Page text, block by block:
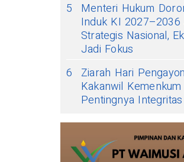
5
Menteri Hukum
Induk KI
Strategis Nasional,
Jadi Fokus
6
Ziarah Hari
Kakanwil
Pentingnya